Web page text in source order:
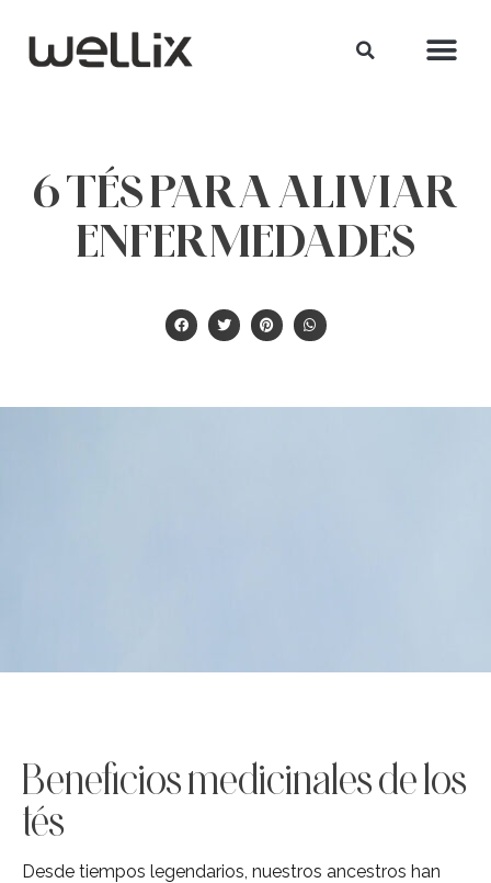
6 TÉS PARA ALIVIAR
ENFERMEDADES
Beneficios medicinales de los
tés
Desde tiempos legendarios, nuestros ancestros han